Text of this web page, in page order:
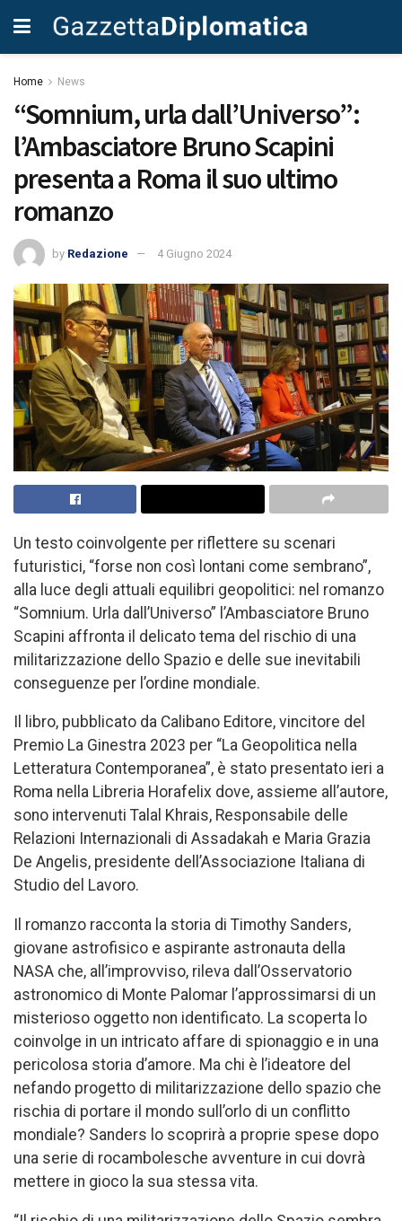
Home News
“Somnium, urla dall’Universo”:
l’Ambasciatore Bruno Scapini
presenta a Roma il suo ultimo
romanzo
by Redazione 4 Giugno 2024
Un testo coinvolgente per riflettere su scenari
futuristici, “forse non così lontani come sembrano”,
alla luce degli attuali equilibri geopolitici: nel romanzo
“Somnium. Urla dall’Universo” l’Ambasciatore Bruno
Scapini affronta il delicato tema del rischio di una
militarizzazione dello Spazio e delle sue inevitabili
conseguenze per l’ordine mondiale.
Il libro, pubblicato da Calibano Editore, vincitore del
Premio La Ginestra 2023 per “La Geopolitica nella
Letteratura Contemporanea”, è stato presentato ieri a
Roma nella Libreria Horafelix dove, assieme all’autore,
sono intervenuti Talal Khrais, Responsabile delle
Relazioni Internazionali di Assadakah e Maria Grazia
De Angelis, presidente dell’Associazione Italiana di
Studio del Lavoro.
Il romanzo racconta la storia di Timothy Sanders,
giovane astrofisico e aspirante astronauta della
NASA che, all’improvviso, rileva dall’Osservatorio
astronomico di Monte Palomar l’approssimarsi di un
misterioso oggetto non identificato. La scoperta lo
coinvolge in un intricato affare di spionaggio e in una
pericolosa storia d’amore. Ma chi è l’ideatore del
nefando progetto di militarizzazione dello spazio che
rischia di portare il mondo sull’orlo di un conflitto
mondiale? Sanders lo scoprirà a proprie spese dopo
una serie di rocambolesche avventure in cui dovrà
mettere in gioco la sua stessa vita.